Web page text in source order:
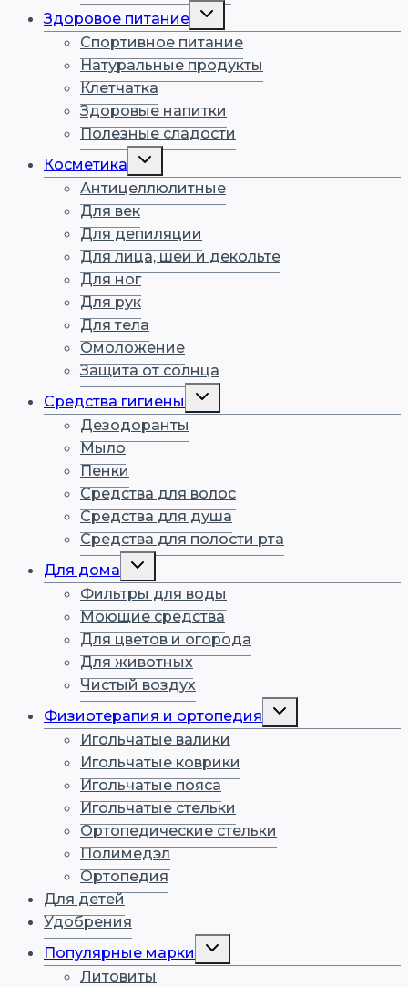
Здоровое питание
Переключить
дочернее
меню
Спортивное питание
Натуральные продукты
Клетчатка
Здоровые напитки
Полезные сладости
Косметика
Переключить
дочернее
меню
Антицеллюлитные
Для век
Для депиляции
Для лица, шеи и декольте
Для ног
Для рук
Для тела
Омоложение
Защита от солнца
Средства гигиены
Переключить
дочернее
меню
Дезодоранты
Мыло
Пенки
Средства для волос
Средства для душа
Средства для полости рта
Для дома
Переключить
дочернее
меню
Фильтры для воды
Моющие средства
Для цветов и огорода
Для животных
Чистый воздух
Физиотерапия и ортопедия
Переключить
дочернее
меню
Игольчатые валики
Игольчатые коврики
Игольчатые пояса
Игольчатые стельки
Ортопедические стельки
Полимедэл
Ортопедия
Для детей
Удобрения
Популярные марки
Переключить
дочернее
меню
Литовиты